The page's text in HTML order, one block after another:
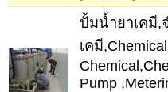
ปั้มน้ำยาเคมี,
เคมี
Pump